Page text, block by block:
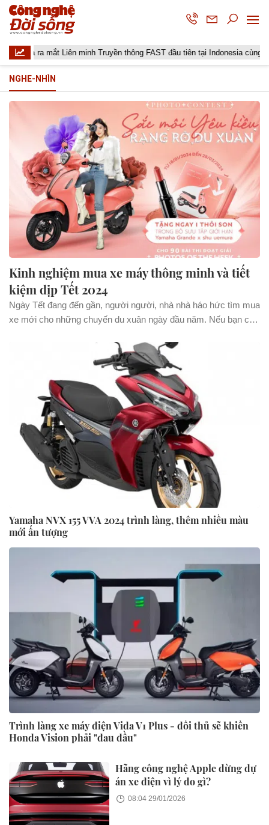
ra mắt Liên minh Truyền thông FAST đầu tiên tại Indonesia cùng các
NGHE-NHÌN
Kinh nghiệm mua xe máy thông minh và tiết
kiệm dịp Tết 2024
Ngày Tết đang đến gần, người người, nhà nhà háo hức tìm mua
xe mới cho những chuyến du xuân ngày đầu năm. Nếu bạn còn
Yamaha NVX 155 VVA 2024 trình làng, thêm nhiều màu
mới ấn tượng
Trình làng xe máy điện Vida V1 Plus - đối thủ sẽ khiến
Honda Vision phải "đau đầu"
Hãng công nghệ Apple dừng dự
án xe điện vì lý do gì?
08:04 29/01/2026